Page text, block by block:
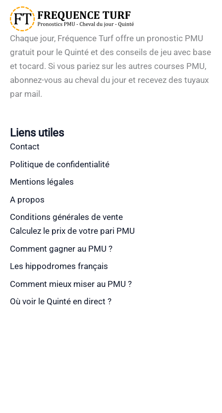
Chaque jour, Fréquence Turf offre un pronostic PMU
gratuit pour le Quinté et des conseils de jeu avec base
et tocard. Si vous pariez sur les autres courses PMU,
abonnez-vous au cheval du jour et recevez des tuyaux
par mail.
Liens utiles
Contact
Politique de confidentialité
Mentions légales
A propos
Conditions générales de vente
Calculez le prix de votre pari PMU
Comment gagner au PMU ?
Les hippodromes français
Comment mieux miser au PMU ?
Où voir le Quinté en direct ?